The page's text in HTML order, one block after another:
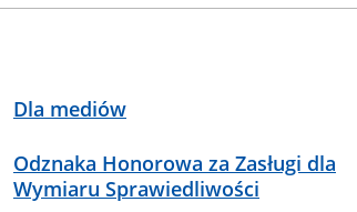
Dla mediów
Odznaka Honorowa za Zasługi dla
Wymiaru Sprawiedliwości